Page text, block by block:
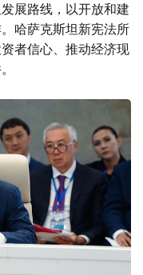
展路线，以开放和建
哈萨克斯坦新宪法所
者信心、推动经济现